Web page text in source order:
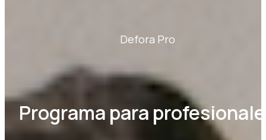
Defora Pro
Programa para